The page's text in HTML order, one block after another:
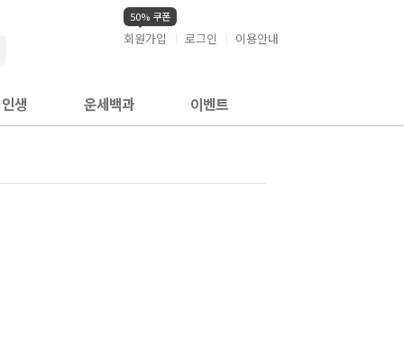
50% 쿠폰
회원가입 로그인 이용안내
인생 운세백과 이벤트